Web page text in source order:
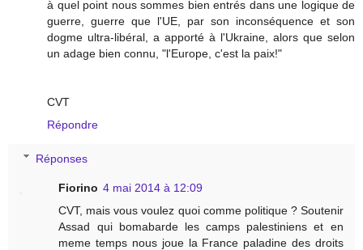
à quel point nous sommes bien entrés dans une logique de
guerre, guerre que l'UE, par son inconséquence et son
dogme ultra-libéral, a apporté à l'Ukraine, alors que selon
un adage bien connu, "l'Europe, c'est la paix!"
CVT
Répondre
Réponses
Fiorino 4 mai 2014 à 12:09
CVT, mais vous voulez quoi comme politique ? Soutenir
Assad qui bomabarde les camps palestiniens et en
meme temps nous joue la France paladine des droits